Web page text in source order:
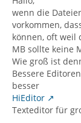
wenn die
vorkommen,
können, oft weil
MB sollte keine
Wie groß ist
Bessere
besser
HiEditor
Texteditor für